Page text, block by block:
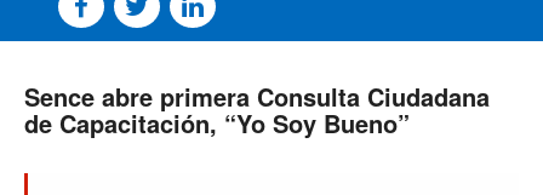
Sence abre primera Consulta Ciudadana
de Capacitación, “Yo Soy Bueno”